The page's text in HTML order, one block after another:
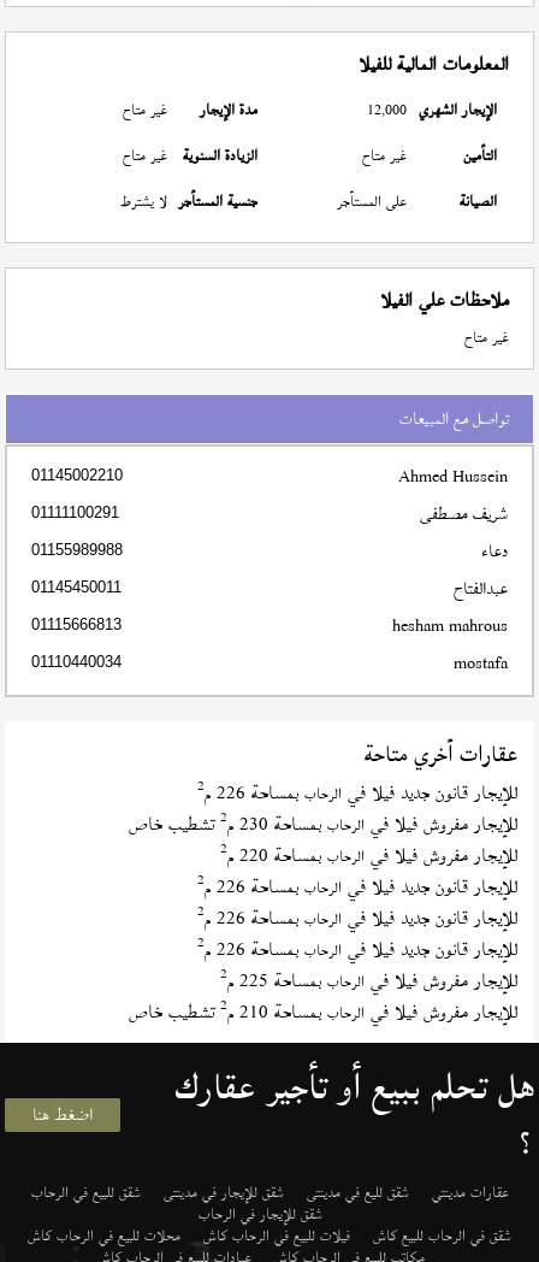
المعلومات المالية للفيلا
الإيجار الشهري 12,000 مدة الإيجار
غير متاح
التأمين
غير متاح الزيادة السنوية غير متاح
الصيانة
على المستأجر جنسية المستأجر لا يشترط
ملاحظات علي الفيلا
غير متاح
تواصل مع المبيعات
Ahmed Hussein
01145002210
شريف مصطفى 01111100291
دعاء 01155989988
عبدالفتاح 01145450011
hesham mahrous
01115666813
mostafa
01110440034
عقارات أخري متاحة
للإيجار قانون جديد فيلا في الرحاب بمساحة 226 م 2
للإيجار مفروش فيلا في الرحاب بمساحة 230 م 2تشطيب خاص
للإيجار مفروش فيلا في الرحاب بمساحة 220 م 2
للإيجار قانون جديد فيلا في الرحاب بمساحة 226 م 2
للإيجار قانون جديد فيلا في الرحاب بمساحة 226 م 2
للإيجار قانون جديد فيلا في الرحاب بمساحة 226 م 2
للإيجار مفروش فيلا في الرحاب بمساحة 225 م 2
للإيجار مفروش فيلا في الرحاب بمساحة 210 م 2تشطيب خاص
هل تحلم ببيع أو تأجير عقارك
؟ اضغط هنا
عقارات مدينتي شقق لليع في مدينتى شقق للإيجار في مدينتى شقق للبيع في الرحاب
شقق للإيجار في الرحاب
شقق في الرحاب للبيع كاش فيلات للبيع في الرحاب كاش محلات للبيع في الرحاب كاش